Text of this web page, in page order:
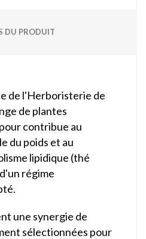
DU PRODUIT
de l'Herboristerie de
de plantes
contribue au
du poids et au
lipidique (thé
régime
une synergie de
sélectionnées pour